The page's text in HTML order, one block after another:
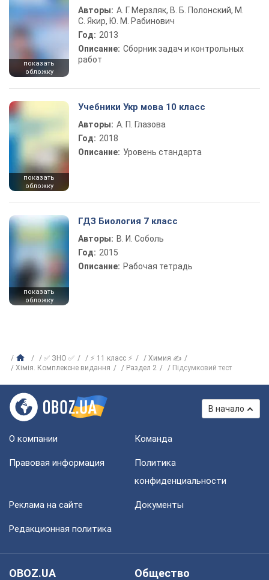
показать
обложку
Авторы: А. Г. Мерзляк, В. Б. Полонский, М.
С. Якир, Ю. М. Рабинович
Год: 2013
Описание: Сборник задач и контрольных
работ
показать
обложку
Учебники Укр мова 10 класс
Авторы: А. П. Глазова
Год: 2018
Описание: Уровень стандарта
показать
обложку
ГДЗ Биология 7 класс
Авторы: В. И. Соболь
Год: 2015
Описание: Рабочая тетрадь
✅ ЗНО ✅ ⚡ 11 класс ⚡
Химия ✍
Хімія. Комплексне видання
Раздел 2 Підсумковий тест
В начало
О компании Команда
Правовая информация
Политика
конфиденциальности
Реклама на сайте Документы
Редакционная политика
OBOZ.UA
Общество